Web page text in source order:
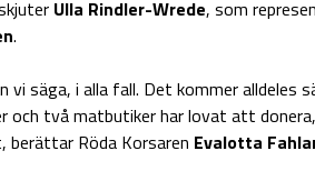
Ulla Rindler-Wrede, som
.
vi säga, i alla fall. Det kommer alldeles
och två matbutiker har lovat att
berättar Röda Korsaren Evalotta